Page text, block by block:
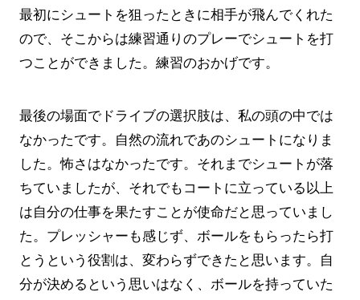
最初にシュートを狙ったときに相手が飛んでくれた
ので、そこからは練習通りのプレーでシュートを打
つことができました。練習のおかげです。
最後の場面でドライブの選択肢は、私の頭の中では
なかったです。自然の流れであのシュートになりま
した。怖さはなかったです。それまでシュートが落
ちていましたが、それでもコートに立っている以上
は自分の仕事を果たすことが使命だと思っていまし
た。プレッシャーも感じず、ボールをもらったら打
とうという役割は、変わらずできたと思います。自
分が決めるという思いはなく、ボールを持っていた